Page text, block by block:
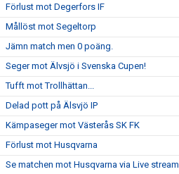
Förlust mot Degerfors IF
Mållöst mot Segeltorp
Jämn match men 0 poäng.
Seger mot Älvsjö i Svenska Cupen!
Tufft mot Trollhättan...
Delad pott på Älsvjö IP
Kämpaseger mot Västerås SK FK
Förlust mot Husqvarna
Se matchen mot Husqvarna via Live stream